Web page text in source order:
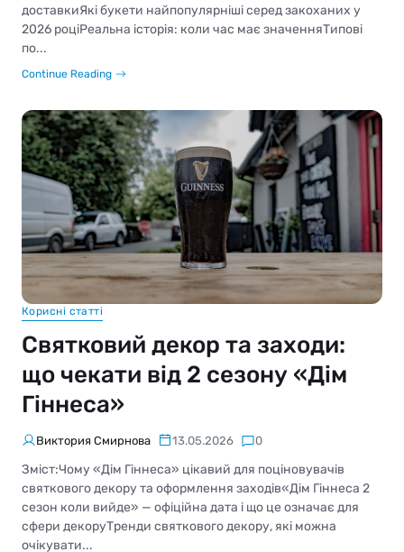
доставкиЯкі букети найпопулярніші серед закоханих у
2026 роціРеальна історія: коли час має значенняТипові
по...
Continue Reading
Корисні статті
Святковий декор та заходи:
що чекати від 2 сезону «Дім
Гіннеса»
Виктория Смирнова 13.05.2026 0
Зміст:Чому «Дім Гіннеса» цікавий для поціновувачів
святкового декору та оформлення заходів«Дім Гіннеса 2
сезон коли вийде» — офіційна дата і що це означає для
сфери декоруТренди святкового декору, які можна
очікувати...